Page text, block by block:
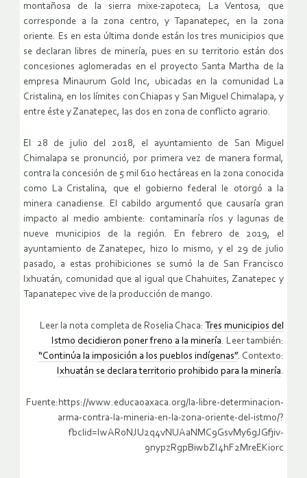
montañosa de la sierra mixe-zapoteca; La Ventosa, que
corresponde a la zona centro, y Tapanatepec, en la zona
oriente. Es en esta última donde están los tres municipios que
se declaran libres de minería, pues en su territorio están dos
concesiones aglomeradas en el proyecto Santa Martha de la
empresa Minaurum Gold Inc, ubicadas en la comunidad La
Cristalina, en los límites con Chiapas y San Miguel Chimalapa, y
entre éste y Zanatepec, las dos en zona de conflicto agrario.
El 28 de julio del 2018, el ayuntamiento de San Miguel
Chimalapa se pronunció, por primera vez de manera formal,
contra la concesión de 5 mil 610 hectáreas en la zona conocida
como La Cristalina, que el gobierno federal le otorgó a la
minera canadiense. El cabildo argumentó que causaría gran
impacto al medio ambiente: contaminaría ríos y lagunas de
nueve municipios de la región. En febrero de 2019, el
ayuntamiento deZanatepec, hizo lo mismo, y el 29 de julio
pasado, a estas prohibiciones se sumó la de San Francisco
Ixhuatán, comunidad que al igual que Chahuites, Zanatepec y
Tapanatepec vive de la producción de mango.
Leer la nota completa de Roselia Chaca:
Tres municipios del
Istmo decidieron poner freno a la minería. Leer también:
“Continúa la imposición a los pueblos indígenas”. Contexto:
Ixhuatán se declara territorio prohibido para la minería.
Fuente:https://www.educaoaxaca.org/la-libre-determinacion-
arma-contra-la-mineria-en-la-zona-oriente-del-istmo/?
fbclid=IwAR0NJU2q4vNUAaNMC9GsvMy6gJGfjiv-
9nypzRgpBiwbZI4hF2MreEKiorc